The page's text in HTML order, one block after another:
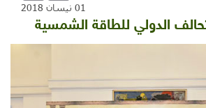
01 نيسان 2018
الدولي للطاقة الشمسية